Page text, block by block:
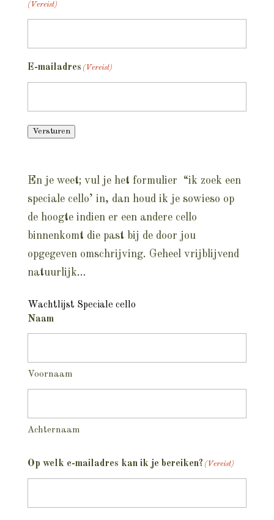
(Vereist)
E-mailadres (Vereist)
Versturen
En je weet; vul je het formulier “ik zoek een
speciale cello’ in, dan houd ik je sowieso op
de hoogte indien er een andere cello
binnenkomt die past bij de door jou
opgegeven omschrijving. Geheel vrijblijvend
natuurlijk…
Wachtlijst Speciale cello
Naam
Voornaam
Achternaam
Op welk e-mailadres kan ik je bereiken? (Vereist)